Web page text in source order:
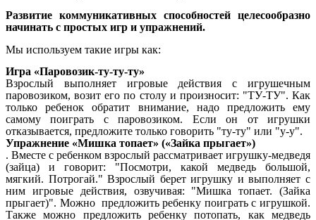
Развитие коммуникативных способностей целесообразно
начинать с простых игр и упражнений.
Мы используем такие игры как:
Игра «Паровозик-ту-ту-ту»
Взрослый выполняет игровые действия с игрушечным
паровозиком, возит его по столу и произносит: "ТУ-ТУ". Как
только ребенок обратит внимание, надо предложить ему
самому поиграть с паровозиком. Если он от игрушки
отказывается, предложите только говорить "ту-ту" или "у-у".
Упражнение «Мишка топает» («Зайка прыгает»)
. Вместе с ребенком взрослый рассматривает игрушку-медведя
(зайца) и говорит: "Посмотри, какой медведь большой,
мягкий. Потрогай." Взрослый берет игрушку и выполняет с
ним игровые действия, озвучивая: "Мишка топает. (Зайка
прыгает)". Можно предложить ребенку поиграть с игрушкой.
Также можно предложить ребенку потопать, как медведь